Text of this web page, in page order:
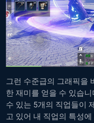
그런 수준급의 그래픽을
한 재미를 얻을 수 있습
수 있는 5개의 직업들이
고 있어 내 직업의 특성